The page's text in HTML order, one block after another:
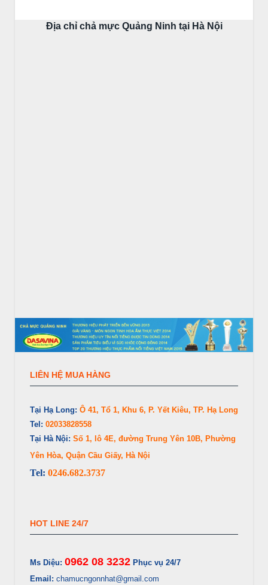
Địa chỉ chả mực Quảng Ninh tại Hà Nội
LIÊN HỆ MUA HÀNG
Tại Hạ Long: Ô 41, Tổ 1, Khu 6, P. Yết Kiêu, TP. Hạ Long
Tel: 02033828558
Tại Hà Nội: Số 1, lô 4E, đường Trung Yên 10B, Phường
Yên Hòa, Quận Cầu Giấy, Hà Nội
Tel: 0246.682.3737
HOT LINE 24/7
Ms Diệu: 0962 08 3232 Phục vụ 24/7
Email: chamucngonnhat@gmail.com